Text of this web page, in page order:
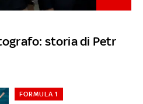
storia di Petr
FORMULA 1